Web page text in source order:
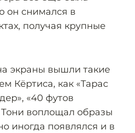
он снимался в
получая крупные
экраны вышли такие
Кёртиса, как «Тарас
«40 футов
Тони воплощал образы
иногда появлялся и в